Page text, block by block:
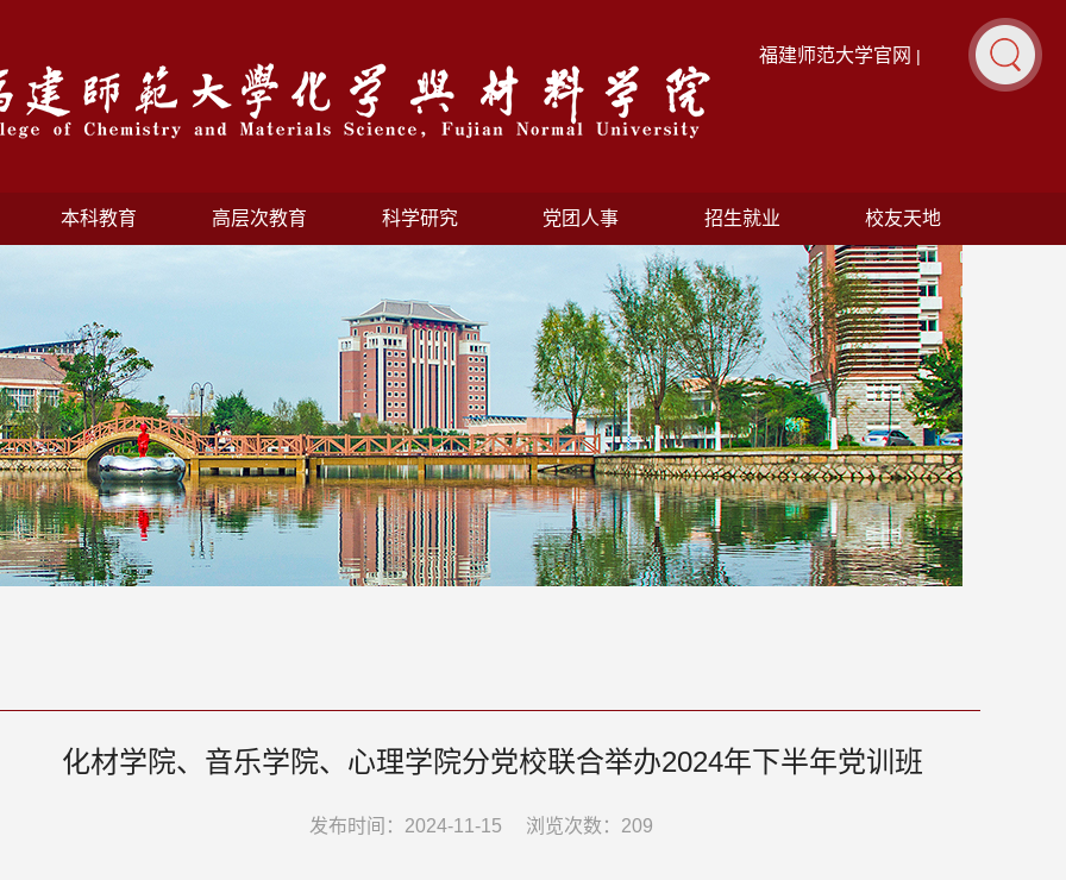
福建师范大学官网 |
本科教育 高层次教育 科学研究 党团人事 招生就业 校友天地
化材学院、音乐学院、心理学院分党校联合举办2024年下半年党训班
发布时间：2024-11-15 浏览次数： 209